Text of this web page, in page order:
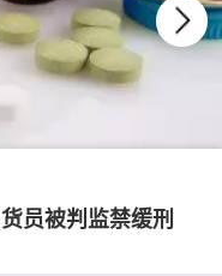
员被判监禁缓刑